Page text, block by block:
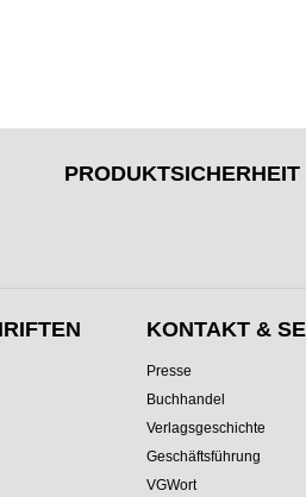
PRODUKTSICHERHEIT
KONTAKT &
Presse
Buchhandel
Verlagsgeschichte
Geschäftsführung
VGWort